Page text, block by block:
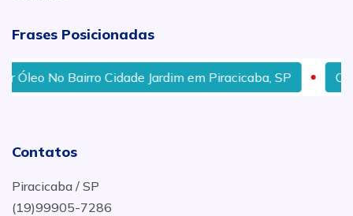
Frases Posicionadas
No Bairro Cidade Jardim em Piracicaba, SP Onde
Contatos
Piracicaba / SP
(19)99905-7286